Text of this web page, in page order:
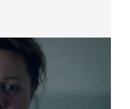
ředitel zdejší školy